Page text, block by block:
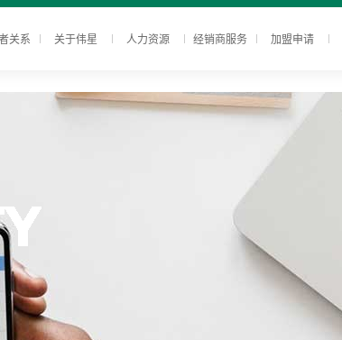
关系 关于伟星 人力资源 经销商服务 加盟申请